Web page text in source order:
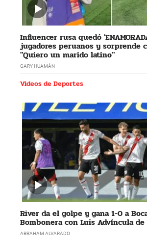
Influencer rusa quedó
jugadores peruanos y sorprende
"Quiero un marido latino"
GARY HUAMÁN
Videos de Deportes
River da el golpe y gana 1-0 a
Bombonera con Luis Advíncula
ABRAHAM ALVARADO